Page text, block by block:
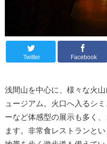
Twitter Facebook
浅間山を中心に、様々な火
ュージアム。火口へ入るシ
ーなど体感型の展示も多く
ます。非常食レストランと